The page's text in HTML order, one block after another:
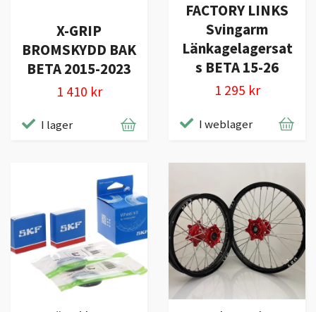
X-GRIP
BROMSKYDD BAK
BETA 2015-2023
1 410 kr
I lager
FACTORY LINKS
Svingarm
Länkagelagersat
s BETA 15-26
1 295 kr
I weblager